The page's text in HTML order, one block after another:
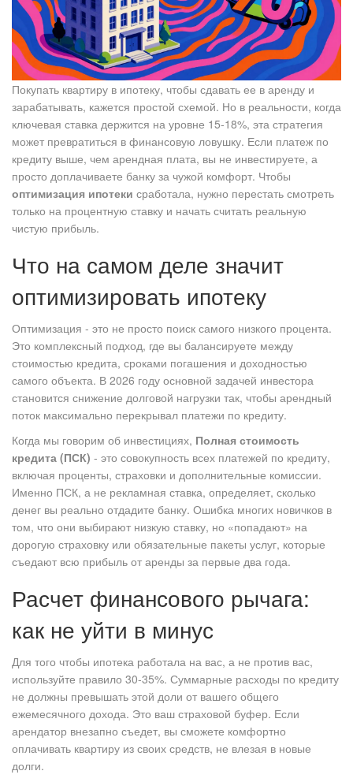
Покупать квартиру в ипотеку, чтобы сдавать ее в аренду и
зарабатывать, кажется простой схемой. Но в реальности, когда
ключевая ставка держится на уровне 15-18%, эта стратегия
может превратиться в финансовую ловушку. Если платеж по
кредиту выше, чем арендная плата, вы не инвестируете, а
просто доплачиваете банку за чужой комфорт. Чтобы
оптимизация ипотеки сработала, нужно перестать смотреть
только на процентную ставку и начать считать реальную
чистую прибыль.
Что на самом деле значит
оптимизировать ипотеку
Оптимизация - это не просто поиск самого низкого процента.
Это комплексный подход, где вы балансируете между
стоимостью кредита, сроками погашения и доходностью
самого объекта. В 2026 году основной задачей инвестора
становится снижение долговой нагрузки так, чтобы арендный
поток максимально перекрывал платежи по кредиту.
Когда мы говорим об инвестициях, Полная стоимость
кредита (ПСК) - это совокупность всех платежей по кредиту,
включая проценты, страховки и дополнительные комиссии.
Именно ПСК, а не рекламная ставка, определяет, сколько
денег вы реально отдадите банку. Ошибка многих новичков в
том, что они выбирают низкую ставку, но «попадают» на
дорогую страховку или обязательные пакеты услуг, которые
съедают всю прибыль от аренды за первые два года.
Расчет финансового рычага:
как не уйти в минус
Для того чтобы ипотека работала на вас, а не против вас,
используйте правило 30-35%. Суммарные расходы по кредиту
не должны превышать этой доли от вашего общего
ежемесячного дохода. Это ваш страховой буфер. Если
арендатор внезапно съедет, вы сможете комфортно
оплачивать квартиру из своих средств, не влезая в новые
долги.